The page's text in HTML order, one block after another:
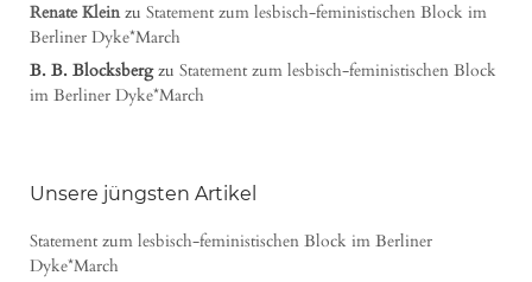
Renate Kleinzu Statement zum lesbisch-feministischen Block im
Berliner Dyke*March
B. B. Blocksbergzu Statement zum lesbisch-feministischen Block
im Berliner Dyke*March
Unsere jüngsten Artikel
Statement zum lesbisch-feministischen Block im Berliner
Dyke*March